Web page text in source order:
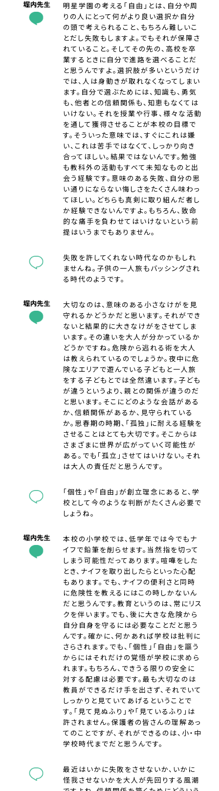
明星学園の考える「自由」とは、自分や周
りの人にとって何がより良い選択か自分
の頭で考えられること、もちろん難しいこ
とだし失敗もしますよ。でもそれが保障さ
れていること。そしてその先の、高校を卒
業するときに自分で進路を選べることだ
と思うんですよ。選択肢が多いというだけ
では、人は身動きが取れなくなってしまい
ます。自分で選ぶためには、知識も、勇気
も、他者との信頼関係も、知恵もなくては
いけない。それを授業や行事、様々な活動
を通して獲得させることが本校の目標で
す。そういった意味では、すぐにこれは嫌
い、これは苦手ではなくて、しっかり向き
合ってほしい。結果ではないんです。勉強
も教科外の活動もすべて未知なものと出
会う経験です。意味のある失敗、自分の思
い通りにならない悔しさをたくさん味わっ
てほしい。どちらも真剣に取り組んだ者し
か経験できないんですよ。もちろん、致命
的な痛手を負わせてはいけないという前
提はいうまでもありません。
失敗を許してくれない時代なのかもしれ
ませんね。子供の一人旅もバッシングされ
る時代のようです。
大切なのは、意味のある小さなけがを見
守れるかどうかだと思います。それができ
ないと結果的に大きなけがをさせてしま
います。その違いを大人が分かっているか
どうかですね。危険から逃れる術を大人
は教えられているのでしょうか。夜中に危
険なエリアで遊んでいる子どもと一人旅
をする子どもとでは全然違います。子ども
が違うというより、親との関係が違うのだ
と思います。そこにどのような会話がある
か、信頼関係があるか、見守られている
か。思春期の時期、「孤独」に耐える経験を
させることはとても大切です。そこからは
さまざまに世界が広がっていく可能性が
ある。でも「孤立」させてはいけない。それ
は大人の責任だと思うんです。
「個性」や「自由」が創立理念にあると、学
校として今のような判断がたくさん必要で
しょうね。
本校の小学校では、低学年では今でもナ
イフで鉛筆を削らせます。当然指を切って
しまう可能性だってあります。喧嘩をした
とき、ナイフを取り出したらといった心配
もあります。でも、ナイフの便利さと同時
に危険性を教えるにはこの時しかないん
だと思うんです。教育というのは、常にリス
クを伴います。でも、後に大きな危険から
自分自身を守るには必要なことだと思う
んです。確かに、何かあれば学校は批判に
さらされます。でも、「個性」「自由」を謳う
からにはそれだけの覚悟が学校に求めら
れます。もちろん、できうる限りの安全に
対する配慮は必要です。最も大切なのは
教員ができるだけ手を出さず、それでいて
しっかりと見ていてあげるということで
す。「見て見ぬふり」や「見ているふり」は
許されません。保護者の皆さんの理解あっ
てのことですが、それができるのは、小・中
学校時代までだと思うんです。
最近はいかに失敗をさせないか、いかに
怪我させないかを大人が先回りする風潮